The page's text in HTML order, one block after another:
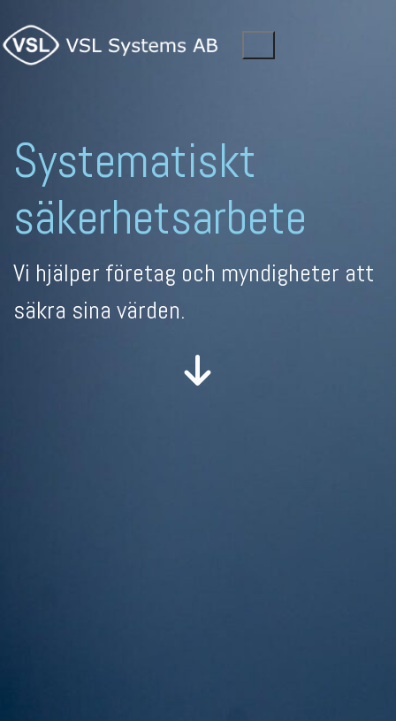
Systematiskt
säkerhets­arbete
Vi hjälper företag och myndigheter att
säkra sina värden.